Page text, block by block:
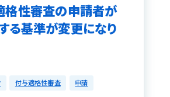
格性審査の申請者が
る基準が変更になり
付与適格性審査 申請